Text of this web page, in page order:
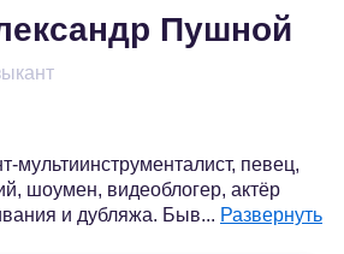
Пушной
мультиинструменталист, певец,
шоумен, видеоблогер, актёр
и дубляжа. Быв... Развернуть